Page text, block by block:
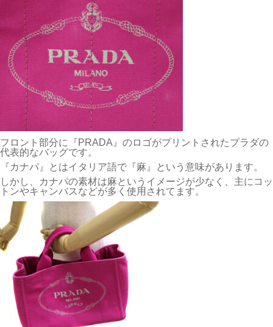
フロント部分に『PRADA』のロゴがプリントされたプラダの
代表的なバッグです。
『カナパ』とはイタリア語で『麻』という意味があります。
しかし、カナパの素材は麻というイメージが少なく、主にコッ
トンやキャンバスなどが多く使用されてます。